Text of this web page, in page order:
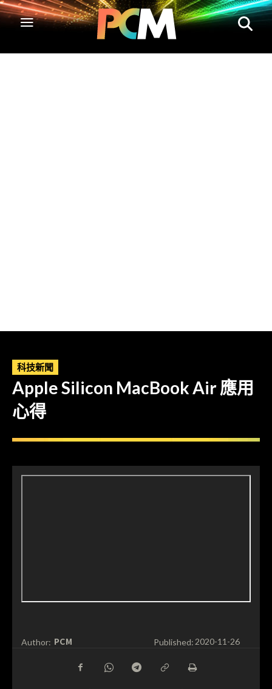
科技新聞
Apple Silicon MacBook Air 應用
心得
Author: PCM Published:2020-11-26